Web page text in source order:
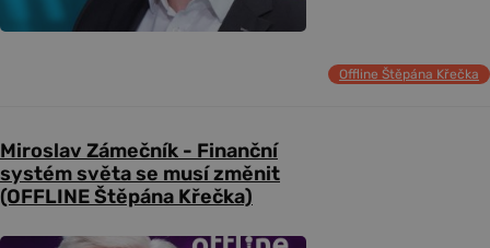
Offline Štěpána Křečka
Miroslav Zámečník - Finanční
systém světa se musí změnit
(OFFLINE Štěpána Křečka)